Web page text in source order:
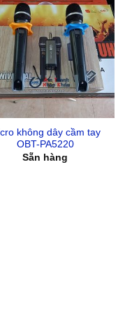
không dây cầm tay
OBT-PA5220
Sẵn hàng